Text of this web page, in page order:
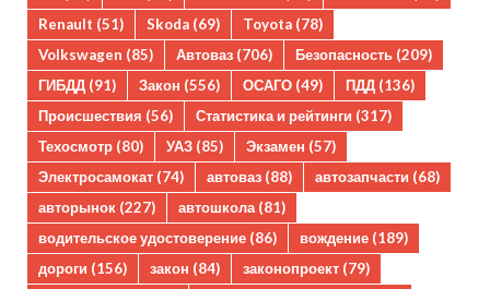
Renault (51) Skoda (69) Toyota (78)
Volkswagen (85) Автоваз (706) Безопасность (209)
ГИБДД (91) Закон (556) ОСАГО (49) ПДД (136)
Происшествия (56) Статистика и рейтинги (317)
Техосмотр (80) УАЗ (85) Экзамен (57)
Электросамокат (74) автоваз (88) автозапчасти (68)
авторынок (227) автошкола(81)
водительское удостоверение (86) вождение (189)
дороги (156) закон (84) законопроект (79)